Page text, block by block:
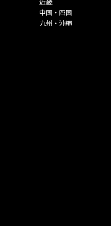
近畿
中国・四国
九州・沖縄